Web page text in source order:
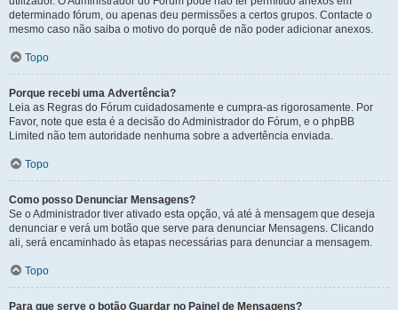
determinado fórum, ou apenas deu permissões a certos grupos. Contacte o
mesmo caso não saiba o motivo do porquê de não poder adicionar anexos.
Topo
Porque recebi uma Advertência?
Leia as Regras do Fórum cuidadosamente e cumpra-as rigorosamente. Por
Favor, note que esta é a decisão do Administrador do Fórum, e o phpBB
Limited não tem autoridade nenhuma sobre a advertência enviada.
Topo
Como posso Denunciar Mensagens?
Se o Administrador tiver ativado esta opção, vá até à mensagem que deseja
denunciar e verá um botão que serve para denunciar Mensagens. Clicando
ali, será encaminhado às etapas necessárias para denunciar a mensagem.
Topo
Para que serve o botão Guardar no Painel de Mensagens?